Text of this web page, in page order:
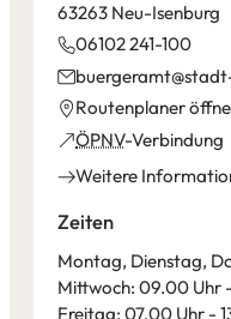
63263 Neu-Isenburg
06102 241-100
buergeramt
Routenplaner
(Öffnet
in
neuen
Tab)
ÖPNV-Verbindung
(Öffnet
in
neuen
Weitere
Zeiten
Montag, Dienstag,
Mittwoch: 09.00 Uhr
Freitag: 07.00 Uhr -